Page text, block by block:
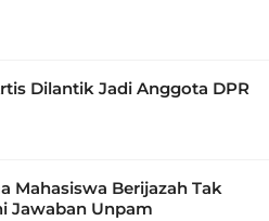
Dilantik Jadi Anggota DPR
Mahasiswa Berijazah Tak
Jawaban Unpam